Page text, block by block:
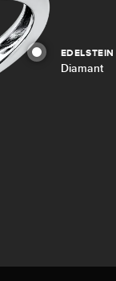
EDELSTEIN
Diamant